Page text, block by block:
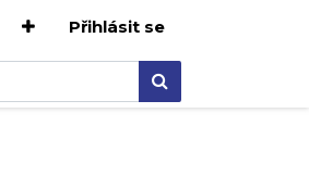
Přihlásit se